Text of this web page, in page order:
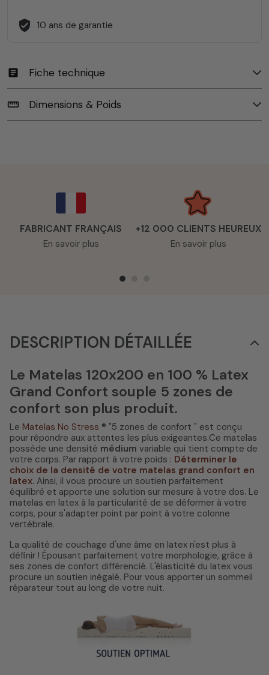
verified_user 10 ans de garantie
article Fiche technique
straighten Dimensions & Poids
FABRICANT FRANÇAIS
En savoir plus
+12 000 CLIENTS HEUREUX
En savoir plus
DESCRIPTION DÉTAILLÉE
Le Matelas 120x200 en 100 % Latex
Grand Confort souple 5 zones de
confort son plus produit.
Le Matelas No Stress ® "5 zones de confort " est conçu
pour répondre aux attentes les plus exigeantes.Ce matelas
possède une densité médium variable qui tient compte de
votre corps. Par rapport à votre poids : Déterminer le
choix de la densité de votre matelas grand confort en
latex. Ainsi, il vous procure un soutien parfaitement
équilibré et apporte une solution sur mesure à votre dos. Le
matelas en latex à la particularité de se déformer à votre
corps, pour s'adapter point par point à votre colonne
vertébrale.
La qualité de couchage d'une âme en latex n'est plus à
définir ! Épousant parfaitement votre morphologie, grâce à
ses zones de confort différencié. L'élasticité du latex vous
procure un soutien inégalé. Pour vous apporter un sommeil
réparateur tout au long de votre nuit.